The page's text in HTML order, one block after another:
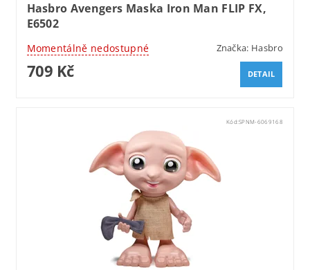
Hasbro Avengers Maska Iron Man FLIP FX,
E6502
Momentálně nedostupné Značka: Hasbro
709 Kč DETAIL
Kód:SPNM-6069168